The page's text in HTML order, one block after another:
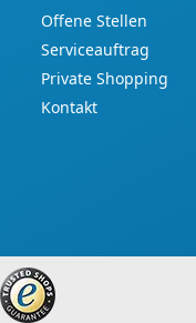
Offene Stellen
Serviceauftrag
Private Shopping
Kontakt